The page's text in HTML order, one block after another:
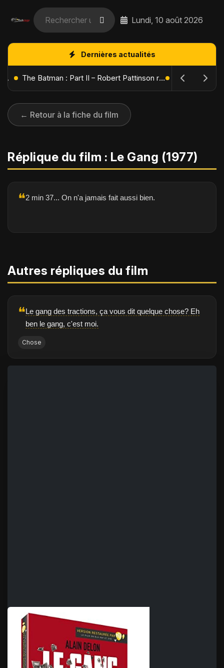
Lundi, 10 août 2026
Dernières actualités
L'Âge de Glace : Le Réveil du Volcan – Manny, Sid et Diego de retour pour une aventure explosive The Batman : Part II – Robert Pattinson replonge dans les ténèbres de Gotham dès octobre 2027
← Retour à la fiche du film
Réplique du film : Le Gang (1977)
❝2 min 37... On n'a jamais fait aussi bien.
Autres répliques du film
❝Le gang des tractions, ça vous dit quelque chose? Eh
ben le gang, c'est moi.
Chose